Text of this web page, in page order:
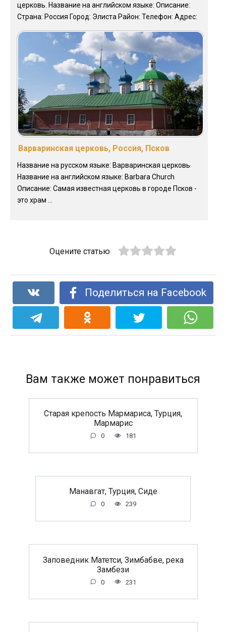
церковь. Название на английском языке: Описание:
Страна: Россия Город: Элиста Район: Телефон: Адрес:
Варваринская церковь, Россия, Псков
Название на русском языке: Варваринская церковь
Название на английском языке: Barbara Сhurch
Описание: Самая известная церковь в городе Псков -
это храм ...
Оцените статью
Поделиться на Facebook
Вам также может понравиться
Старая крепость Мармариса, Турция,
Мармарис
0 181
Манавгат, Турция, Сиде
0 239
Заповедник Матетси, Зимбабве, река
Замбези
0 231